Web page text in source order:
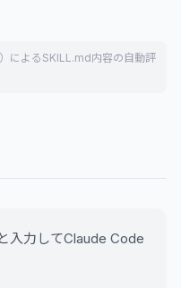
によるSKILL.md内容の自動評
と入力してClaude Code